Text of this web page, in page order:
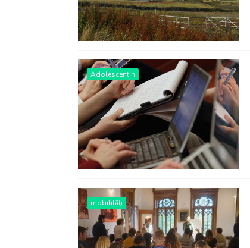
Adolescentin
mobilităţi